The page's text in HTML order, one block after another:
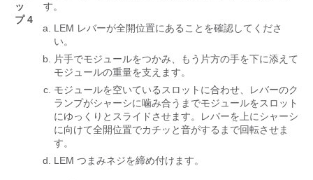
ッ
プ 4
す。
LEM レバーが全開位置にあることを確認してくださ
い。
片手でモジュールをつかみ、もう片方の手を下に添えて
モジュールの重量を支えます。
モジュールを空いているスロットに合わせ、レバーのク
ランプがシャーシに噛み合うまでモジュールをスロット
にゆっくりとスライドさせます。レバーを上にシャーシ
に向けて全開位置でカチッと音がするまで回転させま
す。
LEM つまみネジを締め付けます。